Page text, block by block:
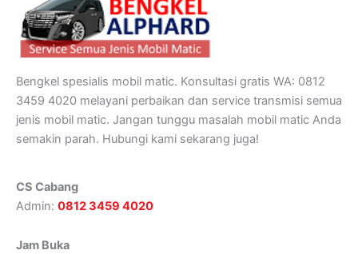
Bengkel spesialis mobil matic. Konsultasi gratis WA: 0812
3459 4020 melayani perbaikan dan service transmisi semua
jenis mobil matic. Jangan tunggu masalah mobil matic Anda
semakin parah. Hubungi kami sekarang juga!
CS Cabang
Admin: 0812 3459 4020
Jam Buka